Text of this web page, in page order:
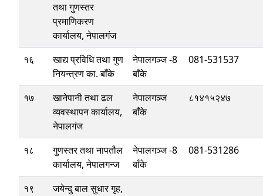
तथा गुणस्तर
प्रमाणिकरण
कार्यालय, नेपालगंज
१६
खाद्य प्रविधि तथा गुण
नियन्त्रण का. बाँके
नेपालगञ्ज -8
बाँके
081-531537
१७
खानेपानी तथा ढल
व्यवस्थापन कार्यालय,
नेपालगंज
नेपालगञ्ज
बाँके
८१४१५२४७
१८
गुणस्तर तथा नापतौल
कार्यालय, नेपालगन्ज
नेपालगञ्ज -8
बाँके
081-531286
१९
जयेन्दु बाल सुधार गृह,